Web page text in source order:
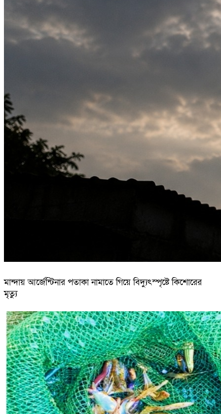
মান্দায় আর্জেন্টিনার পতাকা নামাতে গিয়ে বিদ্যুৎস্পৃষ্টে কিশোরের
মৃত্যু